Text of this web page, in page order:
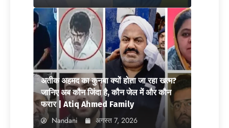
अतीक अहमद का कुनबा क्यों होता जा रहा खत्म?
जानिए अब कौन जिंदा है, कौन जेल में और कौन
फरार | Atiq Ahmed Family
Nandani अगस्त 7, 2026